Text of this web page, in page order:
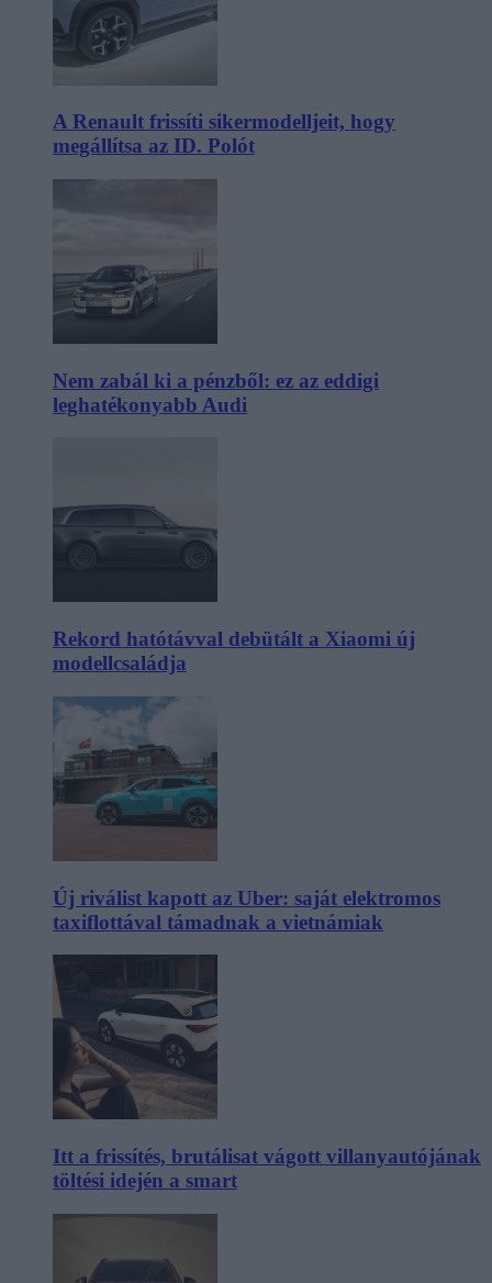
A Renault frissíti sikermodelljeit, hogy
megállítsa az ID. Polót
Nem zabál ki a pénzből: ez az eddigi
leghatékonyabb Audi
Rekord hatótávval debütált a Xiaomi új
modellcsaládja
Új riválist kapott az Uber: saját elektromos
taxiflottával támadnak a vietnámiak
Itt a frissítés, brutálisat vágott villanyautójának
töltési idején a smart